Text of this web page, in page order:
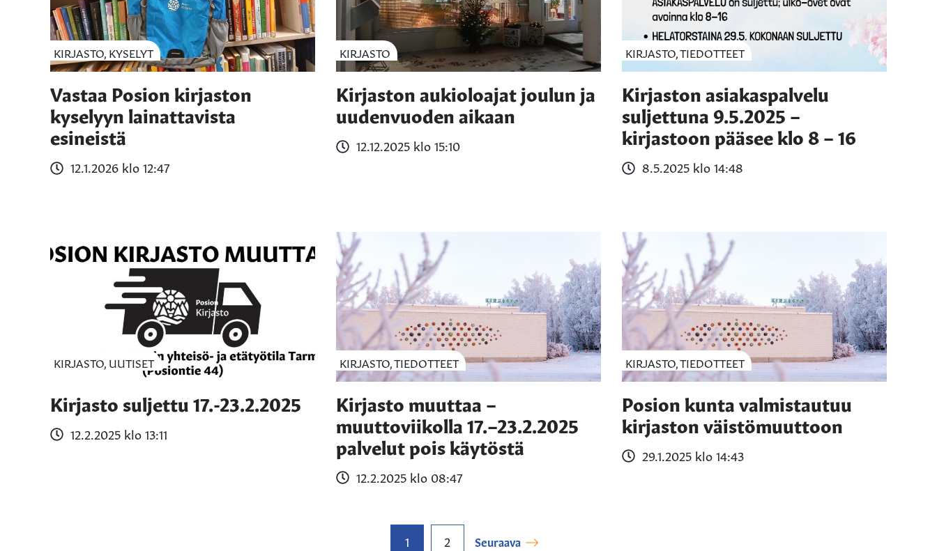
KIRJASTO, KYSELYT
Vastaa Posion kirjaston
kyselyyn lainattavista
esineistä
12.1.2026 klo 12:47
KIRJASTO
Kirjaston aukioloajat joulun ja
uudenvuoden aikaan
12.12.2025 klo 15:10
KIRJASTO, TIEDOTTEET
Kirjaston asiakaspalvelu
suljettuna 9.5.2025 –
kirjastoon pääsee klo 8 – 16
8.5.2025 klo 14:48
KIRJASTO, UUTISET
Kirjasto suljettu 17.-23.2.2025
12.2.2025 klo 13:11
KIRJASTO, TIEDOTTEET
Kirjasto muuttaa –
muuttoviikolla 17.–23.2.2025
palvelut pois käytöstä
12.2.2025 klo 08:47
KIRJASTO, TIEDOTTEET
Posion kunta valmistautuu
kirjaston väistömuuttoon
29.1.2025 klo 14:43
1 2 Seuraava